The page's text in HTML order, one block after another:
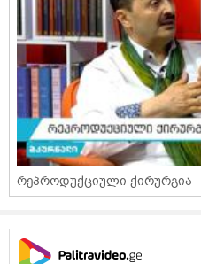
რეპროდუქციული ქირურგია